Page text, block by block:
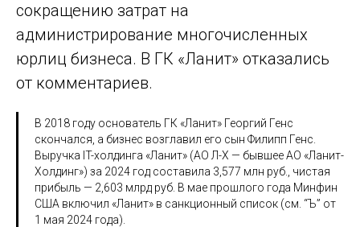
сокращению затрат на
администрирование многочисленных
юрлиц бизнеса. В ГК «Ланит» отказались
от комментариев.
В 2018 году основатель ГК «Ланит» Георгий Генс
скончался, а бизнес возглавил его сын Филипп Генс.
Выручка IT-холдинга «Ланит» (АО Л-Х — бывшее АО «Ланит-
Холдинг») за 2024 год составила 3,577 млн руб., чистая
прибыль — 2,603 млрд руб. В мае прошлого года Минфин
США включил «Ланит» в санкционный список (см. “Ъ” от
1 мая 2024 года).